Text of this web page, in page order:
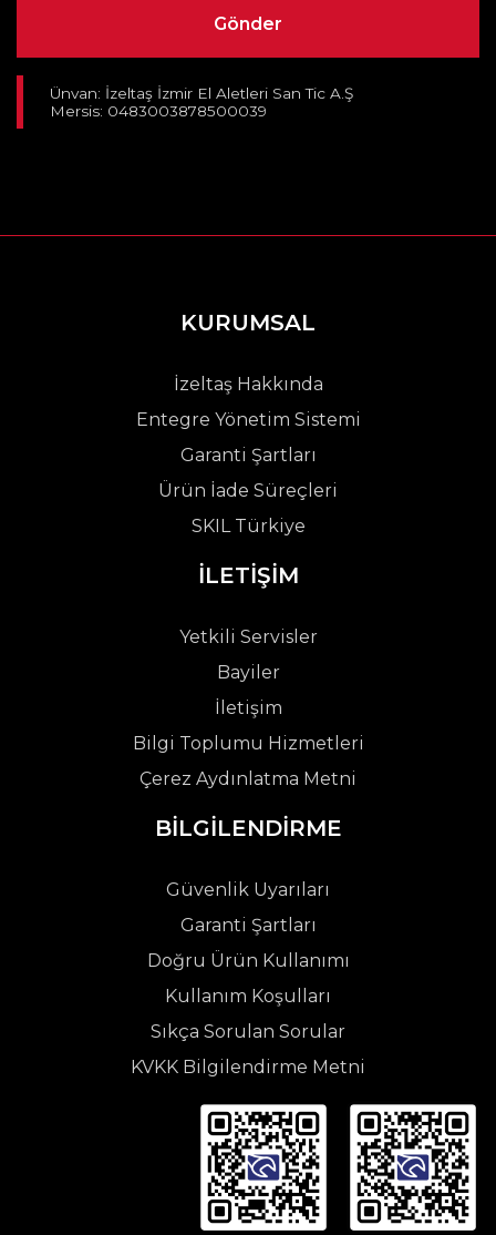
Ünvan: İzeltaş İzmir El Aletleri San Tic A.Ş
Mersis: 0483003878500039
KURUMSAL
İzeltaş Hakkında
Entegre Yönetim Sistemi
Garanti Şartları
Ürün İade Süreçleri
SKIL Türkiye
İLETİŞİM
Yetkili Servisler
Bayiler
İletişim
Bilgi Toplumu Hizmetleri
Çerez Aydınlatma Metni
BİLGİLENDİRME
Güvenlik Uyarıları
Garanti Şartları
Doğru Ürün Kullanımı
Kullanım Koşulları
Sıkça Sorulan Sorular
KVKK Bilgilendirme Metni